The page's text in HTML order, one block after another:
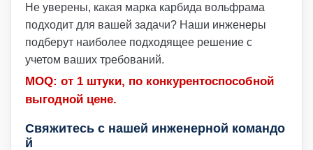
Не уверены, какая марка карбида вольфрама
подходит для вашей задачи? Наши инженеры
подберут наиболее подходящее решение с
учетом ваших требований.
MOQ: от 1 штуки, по конкурентоспособной
выгодной цене.
Свяжитесь с нашей инженерной командо
й